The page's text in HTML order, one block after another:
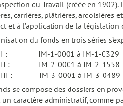
du Travail (créée en
carrières, plâtrières,
et à l’application de la
du fonds en trois séries
I : IM-1-0001 à IM-1-0329
II : IM-2-0001 à IM-2-1558
III : IM-3-0001 à IM-3-0489
se compose des dossiers en
un caractère administratif, comme